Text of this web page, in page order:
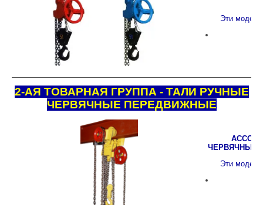
Эти
2-АЯ ТОВАРНАЯ ГРУППА - ТАЛИ РУЧНЫЕ
ЧЕРВЯЧНЫЕ ПЕРЕДВИЖНЫЕ
ЧЕРВЯЧНЫХ
Эти